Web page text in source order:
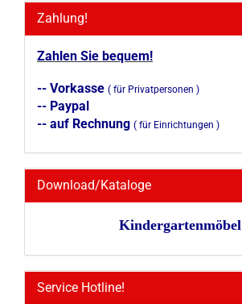
Zahlung!
Zahlen Sie bequem!
-- Vorkasse ( für Privatpersonen )
-- Paypal
-- auf Rechnung ( für Einrichtungen )
Download/Kataloge
Kindergartenmöbel
Service Hotline!